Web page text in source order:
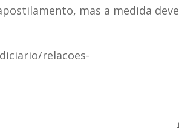
mas a medida deve
relacoes-